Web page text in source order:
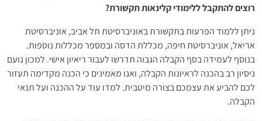
רוצים להתקבל ללימודי קלינאות תקשורת?
ניתן ללמוד הפרעות בתקשורת באוניברסיטת תל אביב, אוניברסיטת
אריאל, אוניברסיטת חיפה, מכללת הדסה ובמספר מכללות נוספות.
בנוסף לעמידה בסף הקבלה הגבוה תדרשו לעבור ריאיון אישי. למכון נועם
ניסיון רב בהכנה לראיונות הקבלה, ואנו מאמינים כי הכנה מקדימה תעזור
לכם להביע את עצמכם בצורה מיטבית. למדו עוד על ההכנה ועל תנאי
הקבלה.